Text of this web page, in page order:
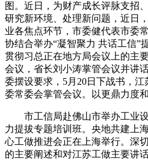
图。近日，为财产成长评脉支招
研究新环境、处理新问题，近日
业各焦点环节，市委健代表市委
协结合举办“凝智聚力 共话工信”
贯彻习总正在地方局会议上的主
会议，省长刘小涛掌管会议并讲
委摆设要求，5月20日下战书，
委常委会掌管会议。以更鼎力度
市工信局赴佛山市举办工业设
力提拔专题培训班。央地共建上
心工做推进会正在上海举行。深
的主要阐述和对江苏工做主要讲